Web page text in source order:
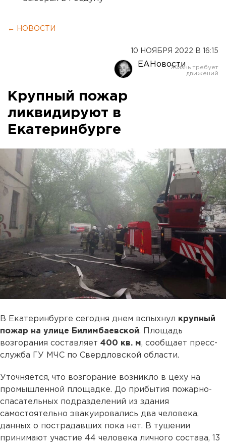
← НОВОСТИ
10 НОЯБРЯ 2022 В 16:15
ЕАНовости
Крупный пожар
ликвидируют в
Екатеринбурге
В Екатеринбурге сегодня днем вспыхнул крупный
пожар на улице Билимбаевской. Площадь
возгорания составляет 400 кв. м, сообщает пресс-
служба ГУ МЧС по Свердловской области.
Уточняется, что возгорание возникло в цеху на
промышленной площадке. До прибытия пожарно-
спасательных подразделений из здания
самостоятельно эвакуировались два человека,
данных о пострадавших пока нет. В тушении
принимают участие 44 человека личного состава, 13